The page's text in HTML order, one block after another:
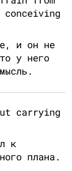
и он не
у него
carrying
к
плана.